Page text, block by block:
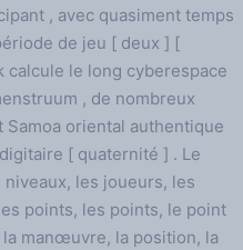
, avec quasiment temps
de jeu [ deux ] [
calcule le long cyberespace
, de nombreux
oriental authentique
[ quaternité ] . Le
les joueurs, les
points, les points, le point
manœuvre, la position, la